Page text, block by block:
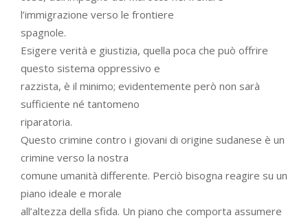
l’immigrazione verso le frontiere
spagnole.
Esigere verità e giustizia, quella poca che può offrire
questo sistema oppressivo e
razzista, è il minimo; evidentemente però non sarà
sufficiente né tantomeno
riparatoria.
Questo crimine contro i giovani di origine sudanese è un
crimine verso la nostra
comune umanità differente. Perciò bisogna reagire su un
piano ideale e morale
all’altezza della sfida. Un piano che comporta assumere